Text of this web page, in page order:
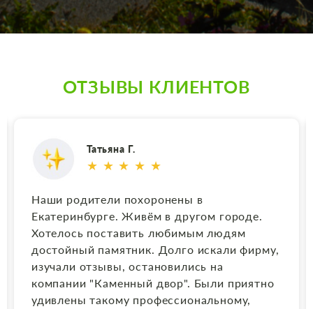
ОТЗЫВЫ КЛИЕНТОВ
Татьяна Г.
★ ★ ★ ★ ★
Наши родители похоронены в
Екатеринбурге. Живём в другом городе.
Хотелось поставить любимым людям
достойный памятник. Долго искали фирму,
изучали отзывы, остановились на
компании "Каменный двор". Были приятно
удивлены такому профессиональному,